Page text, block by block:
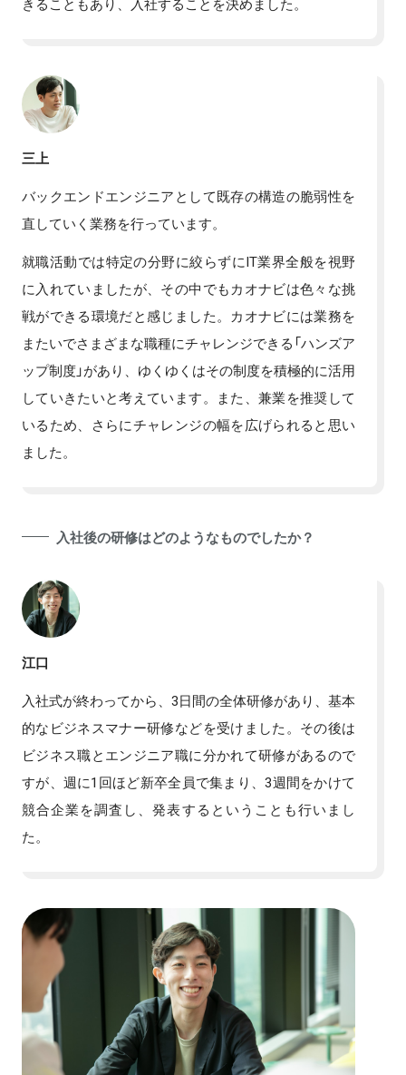
三上
バックエンドエンジニアとして既存の構造の脆弱性を
直していく業務を行っています。
就職活動では特定の分野に絞らずにIT業界全般を視野
に入れていましたが、その中でもカオナビは色々な挑
戦ができる環境だと感じました。カオナビには業務を
またいでさまざまな職種にチャレンジできる「ハンズア
ップ制度」があり、ゆくゆくはその制度を積極的に活用
していきたいと考えています。また、兼業を推奨して
いるため、さらにチャレンジの幅を広げられると思い
ました。
入社後の研修はどのようなものでしたか？
江口
入社式が終わってから、3日間の全体研修があり、基本
的なビジネスマナー研修などを受けました。その後は
ビジネス職とエンジニア職に分かれて研修があるので
すが、週に1回ほど新卒全員で集まり、3週間をかけて
競合企業を調査し、発表するということも行いまし
た。